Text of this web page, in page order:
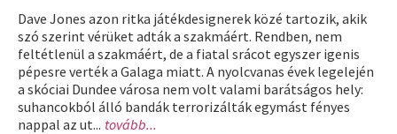
Dave Jones azon ritka játékdesignerek közé tartozik, akik
szó szerint vérüket adták a szakmáért. Rendben, nem
feltétlenül a szakmáért, de a fiatal srácot egyszer igenis
pépesre verték a Galaga miatt. A nyolcvanas évek legelején
a skóciai Dundee városa nem volt valami barátságos hely:
suhancokból álló bandák terrorizálták egymást fényes
nappal az ut... tovább...